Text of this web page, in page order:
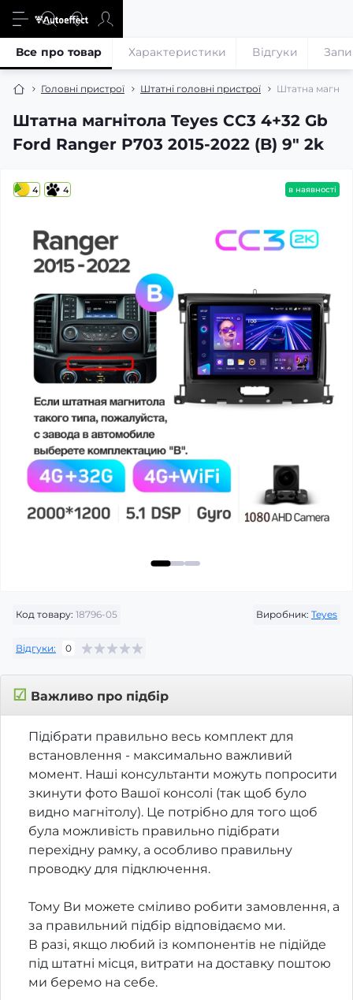
Головні пристрої Штатні головні пристрої Штатна
Штатна магнітола Teyes CC3 4+32 Gb
Ford Ranger P703 2015-2022 (B) 9" 2k
Все про товар Характеристики Відгуки
4 4 в наявності
Код товару: 18796-05 Виробник: Teyes
Відгуки: 0
☑ Важливо про підбір
Підібрати правильно весь комплект для
встановлення - максимально важливий
момент. Наші консультанти можуть попросити
зкинути фото Вашої консолі (так щоб було
видно магнітолу). Це потрібно для того щоб
була можливість правильно підібрати
перехідну рамку, а особливо правильну
проводку для підключення.
Тому Ви можете сміливо робити замовлення, а
за правильний підбір відповідаємо ми.
В разі, якщо любий із компонентів не підійде
під штатні місця, витрати на доставку поштою
ми беремо на себе.